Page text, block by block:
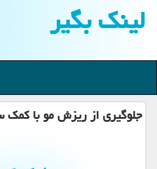
لینك بگیر
جلوگیری از ریزش مو با كمك